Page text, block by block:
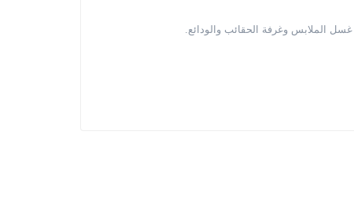
الملابس وغرفة الحقائب والودائع.